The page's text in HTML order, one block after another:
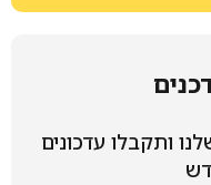
ותקבלו עדכונים